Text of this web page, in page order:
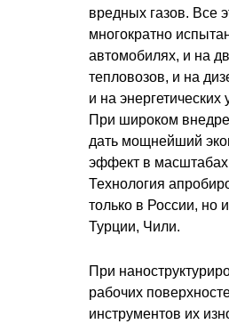
вредных газов. Все
многократно
автомобилях, и на
тепловозов, и на
и на энергетических
При широком
дать мощнейший
эффект в
Технология
только в России, но
Турции, Чили.
При
рабочих
инструментов их